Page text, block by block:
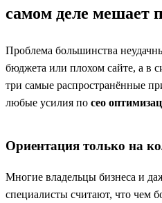
самом деле мешает
Проблема большинства
бюджета или плохом сайте, а в
три самые распространённые
любые усилия по сео
Ориентация только на
Многие владельцы бизнеса и
специалисты считают, что чем